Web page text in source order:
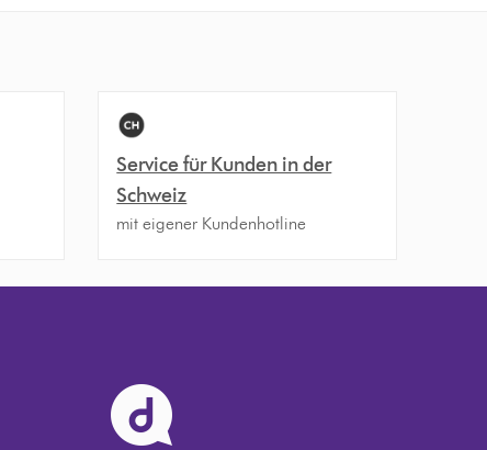
Service für Kunden in der
Schweiz
mit eigener Kundenhotline